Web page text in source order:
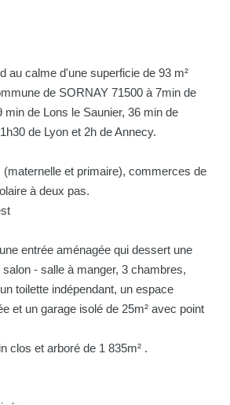
au calme d'une superficie de 93 m²
de SORNAY 71500 à 7min de
min de Lons le Saunier, 36 min de
de Lyon et 2h de Annecy.
et primaire), commerces de
à deux pas.
entrée aménagée qui dessert une
- salle à manger, 3 chambres,
toilette indépendant, un espace
et un garage isolé de 25m² avec point
clos et arboré de 1 835m² .